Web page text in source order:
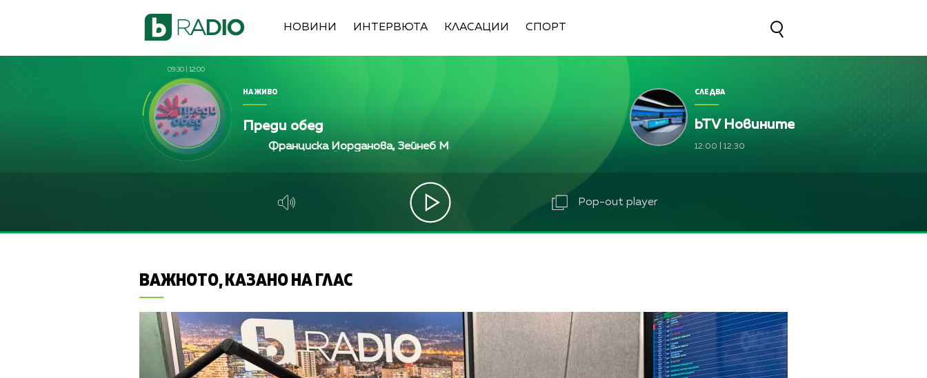
НОВИНИ ИНТЕРВЮТА КЛАСАЦИИ СПОРТ
09:30 12:00
НА ЖИВО
Преди обед
Франциска Йорданова, Зейнеб Маджурова, Оля Маринова, Петър Дочев
Франциска Йорданова, Зейнеб Маджурова, Оля
Франциска Йорданова, Зейнеб Маджурова, Оля Маринова, Петър Дочев
Франциска Йорданова, Зейнеб Маджурова, Оля
Франциска Йорданова, Зейнеб Маджурова, Оля Маринова, Петър Дочев
СЛЕДВА
bTV Новините
12:00 12:30
Pop-out player
ВАЖНОТО, КАЗАНО НА ГЛАС